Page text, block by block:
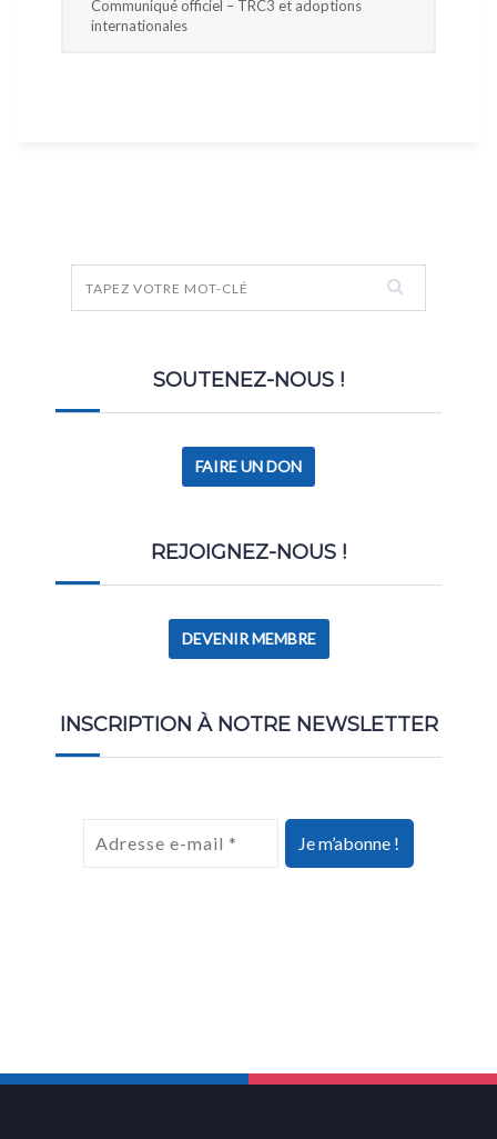
Communiqué officiel – TRC3 et adoptions
internationales
SOUTENEZ-NOUS !
FAIRE UN DON
REJOIGNEZ-NOUS !
DEVENIR MEMBRE
INSCRIPTION À NOTRE NEWSLETTER